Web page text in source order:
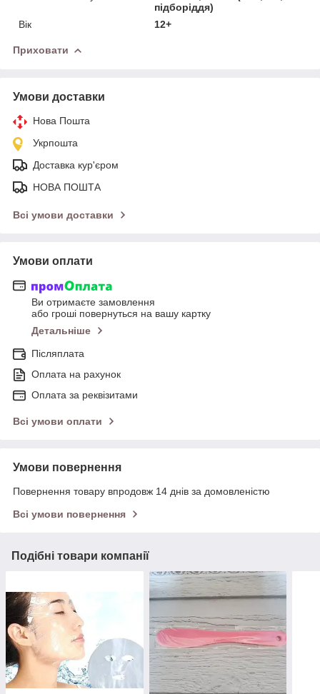
підборіддя)
Вік
12+
Приховати
Умови доставки
Нова Пошта
Укрпошта
Доставка кур'єром
НОВА ПОШТА
Всі умови доставки
Умови оплати
Ви отримаєте замовлення
або гроші повернуться на вашу картку
Детальніше
Післяплата
Оплата на рахунок
Оплата за реквізитами
Всі умови оплати
Умови повернення
Повернення товару впродовж 14 днів за домовленістю
Всі умови повернення
Подібні товари компанії